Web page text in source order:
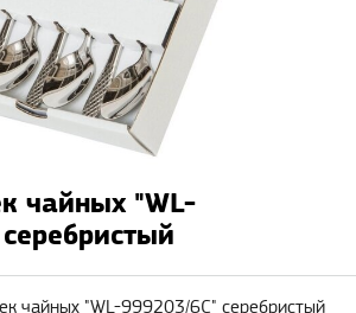
чайных "WL-
чайных "WL-999203/6C" серебристый